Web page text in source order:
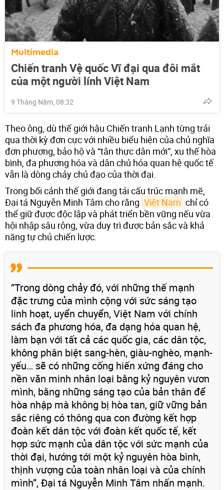
Multimedia
Chiến tranh Vệ quốc Vĩ đại qua đôi mắt
của một người lính Việt Nam
9 Tháng Năm, 08:32
Theo ông, dù thế giới hậu Chiến tranh Lạnh từng trải
qua thời kỳ đơn cực với nhiều biểu hiện của chủ nghĩa
đơn phương, bảo hộ và “tân thực dân mới”, xu thế hòa
bình, đa phương hóa và dân chủ hóa quan hệ quốc tế
vẫn là dòng chảy chủ đạo của thời đại.
Trong bối cảnh thế giới đang tái cấu trúc mạnh mẽ,
Đại tá Nguyễn Minh Tâm cho rằng Việt Nam chỉ có
thể giữ được độc lập và phát triển bền vững nếu vừa
hội nhập sâu rộng, vừa duy trì được bản sắc và khả
năng tự chủ chiến lược.
“Trong dòng chảy đó, với những thế mạnh
đặc trưng của mình cộng với sức sáng tạo
linh hoạt, uyển chuyển, Việt Nam với chính
sách đa phương hóa, đa dạng hóa quan hệ,
làm bạn với tất cả các quốc gia, các dân tộc,
không phân biệt sang-hèn, giàu-nghèo, mạnh-
yếu… sẽ có những cống hiến xứng đáng cho
nền văn minh nhân loại bằng kỷ nguyên vươn
mình, bằng những sáng tạo của bản thân để
hòa nhập mà không bị hòa tan, giữ vững bản
sắc riêng có thông qua con đường kết hợp
đoàn kết dân tộc với đoàn kết quốc tế, kết
hợp sức mạnh của dân tộc với sức mạnh của
thời đại, hướng tới một kỷ nguyên hòa bình,
thịnh vượng của toàn nhân loại và của chính
mình”, Đại tá Nguyễn Minh Tâm nhấn mạnh.